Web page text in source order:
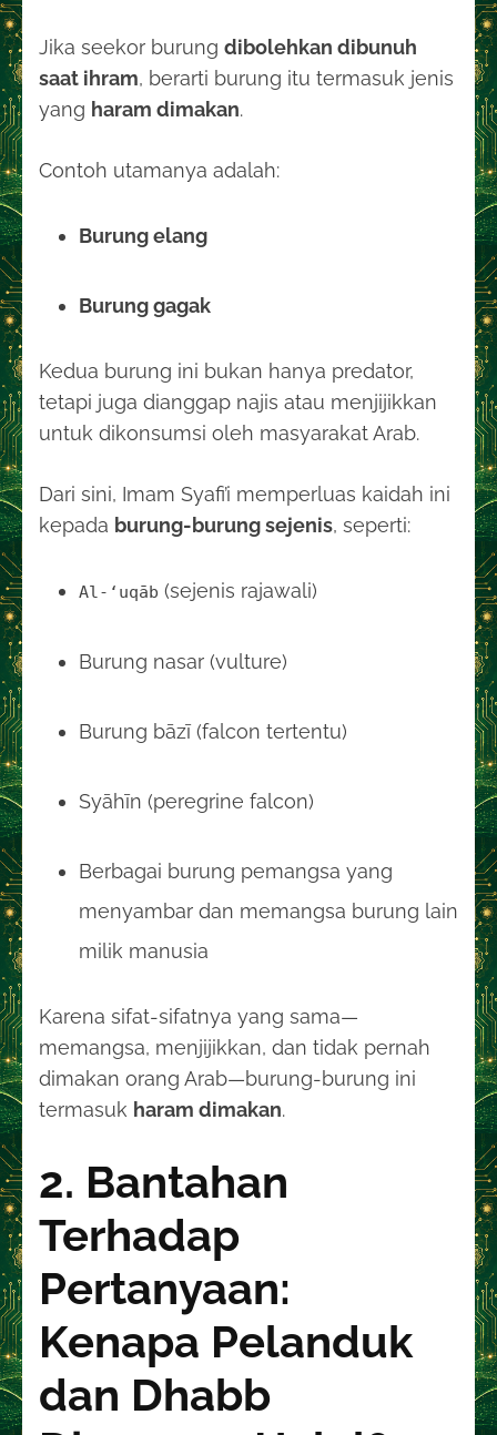
Jika seekor burung dibolehkan dibunuh
saat ihram, berarti burung itu termasuk jenis
yang haram dimakan.
Contoh utamanya adalah:
Burung elang
Burung gagak
Kedua burung ini bukan hanya predator,
tetapi juga dianggap najis atau menjijikkan
untuk dikonsumsi oleh masyarakat Arab.
Dari sini, Imam Syafi’i memperluas kaidah ini
kepada burung-burung sejenis, seperti:
Al-‘uqāb (sejenis rajawali)
Burung nasar (vulture)
Burung bāzī (falcon tertentu)
Syāhīn (peregrine falcon)
Berbagai burung pemangsa yang
menyambar dan memangsa burung lain
milik manusia
Karena sifat-sifatnya yang sama—
memangsa, menjijikkan, dan tidak pernah
dimakan orang Arab—burung-burung ini
termasuk haram dimakan.
2. Bantahan
Terhadap
Pertanyaan:
Kenapa Pelanduk
dan Dhabb